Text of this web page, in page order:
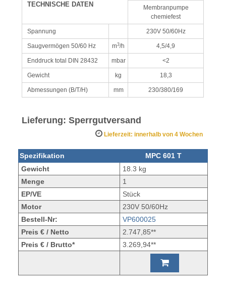
TECHNISCHE DATEN
Membranpumpe
chemiefest
Spannung 230V 50/60Hz
Saugvermögen 50/60 Hz m3/h 4,5/4,9
Enddruck total DIN 28432 mbar <2
Gewicht kg 18,3
Abmessungen (B/T/H) mm 230/380/169
Lieferung: Sperrgutversand
Lieferzeit: innerhalb von 4 Wochen
Spezifikation
MPC 601 T
Gewicht
18.3 kg
Menge
1
EP/VE
Stück
Motor
230V 50/60Hz
Bestell-Nr:
VP600025
Preis € / Netto
2.747,85**
Preis € / Brutto*
3.269,94**